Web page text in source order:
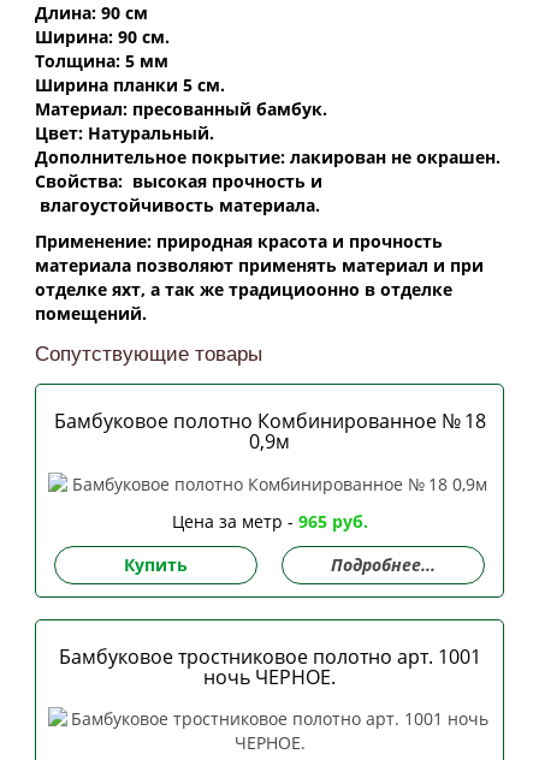
Длина: 90 см
Ширина: 90 см.
Толщина: 5 мм
Ширина планки 5 см.
Материал: пресованный бамбук.
Цвет: Натуральный.
Дополнительное покрытие: лакирован не окрашен.
Свойства: высокая прочность и
влагоустойчивость материала.
Применение: природная красота и прочность
материала позволяют применять материал и при
отделке яхт, а так же традициоонно в отделке
помещений.
Сопутствующие товары
Бамбуковое полотно Комбинированное № 18
0,9м
Цена за метр - 965 руб.
Купить
Подробнее...
Бамбуковое тростниковое полотно арт. 1001
ночь ЧЕРНОЕ.